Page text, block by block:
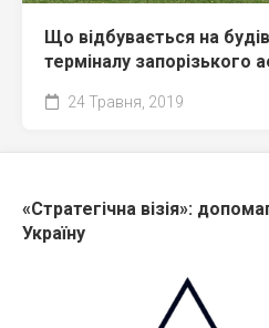
Що відбувається на
терміналу запорізького
24 Травня, 2019
«Стратегічна візія»:
Україну